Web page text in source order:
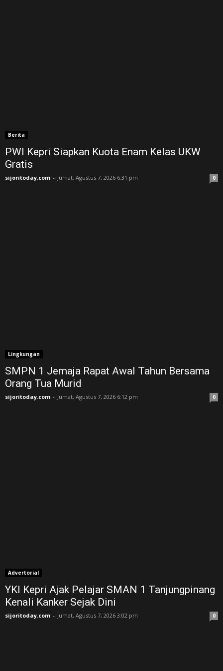
Berita
PWI Kepri Siapkan Kuota Enam Kelas UKW
Gratis
sijoritoday.com - Jumat, Agustus 7, 2026 6:31 pm 0
Lingkungan
SMPN 1 Jemaja Rapat Awal Tahun Bersama
Orang Tua Murid ‎
sijoritoday.com - Jumat, Agustus 7, 2026 6:12 pm 0
Advertorial
YKI Kepri Ajak Pelajar SMAN 1 Tanjungpinang
Kenali Kanker Sejak Dini
sijoritoday.com - Jumat, Agustus 7, 2026 3:02 pm 0